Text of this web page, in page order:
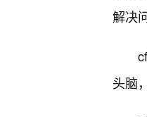
解决
头脑